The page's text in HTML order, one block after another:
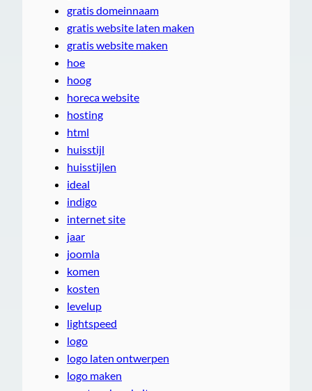
gratis domeinnaam
gratis website laten maken
gratis website maken
hoe
hoog
horeca website
hosting
html
huisstijl
huisstijlen
ideal
indigo
internet site
jaar
joomla
komen
kosten
levelup
lightspeed
logo
logo laten ontwerpen
logo maken